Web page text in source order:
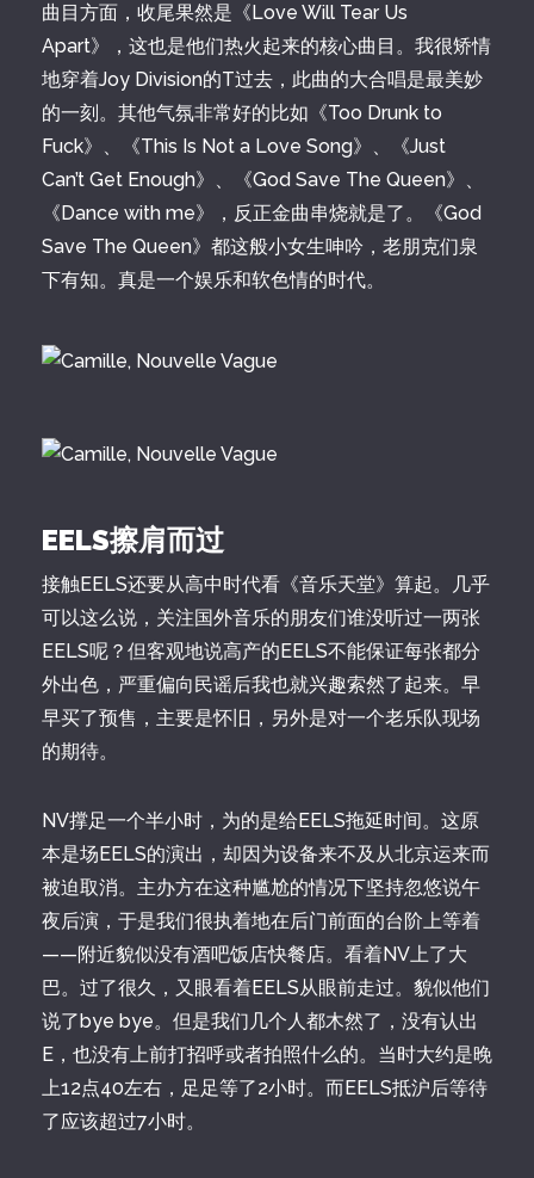
曲目方面，收尾果然是《Love Will Tear Us
Apart》，这也是他们热火起来的核心曲目。我很矫情
地穿着Joy Division的T过去，此曲的大合唱是最美妙
的一刻。其他气氛非常好的比如《Too Drunk to
Fuck》、《This Is Not a Love Song》、《Just
Can’t Get Enough》、《God Save The Queen》、
《Dance with me》，反正金曲串烧就是了。《God
Save The Queen》都这般小女生呻吟，老朋克们泉
下有知。真是一个娱乐和软色情的时代。
EELS擦肩而过
接触EELS还要从高中时代看《音乐天堂》算起。几乎
可以这么说，关注国外音乐的朋友们谁没听过一两张
EELS呢？但客观地说高产的EELS不能保证每张都分
外出色，严重偏向民谣后我也就兴趣索然了起来。早
早买了预售，主要是怀旧，另外是对一个老乐队现场
的期待。
NV撑足一个半小时，为的是给EELS拖延时间。这原
本是场EELS的演出，却因为设备来不及从北京运来而
被迫取消。主办方在这种尴尬的情况下坚持忽悠说午
夜后演，于是我们很执着地在后门前面的台阶上等着
——附近貌似没有酒吧饭店快餐店。看着NV上了大
巴。过了很久，又眼看着EELS从眼前走过。貌似他们
说了bye bye。但是我们几个人都木然了，没有认出
E，也没有上前打招呼或者拍照什么的。当时大约是晚
上12点40左右，足足等了2小时。而EELS抵沪后等待
了应该超过7小时。